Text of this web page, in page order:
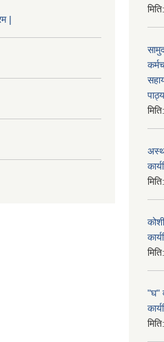
|
मिति:
मिति:
मिति:
मिति:
"घ"
मिति: